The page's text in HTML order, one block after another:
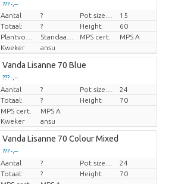
??? -,--
Prijs per stuk
Aantal ?
15
Totaal:
? Height
60
MPS cert.
MPS A
Kweker
ansu
Vanda Lisanne 70 Blue
??? -,--
Prijs per stuk
Aantal ?
24
Totaal:
? Height
70
MPS cert.
MPS A
Kweker
ansu
Vanda Lisanne 70 Colour Mixed
??? -,--
Prijs per stuk
Aantal ?
24
Totaal:
? Height
70